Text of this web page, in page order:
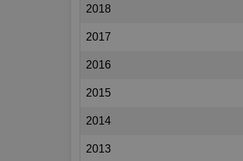
2018
2017
2016
2015
2014
2013